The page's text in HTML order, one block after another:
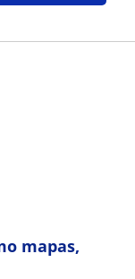
mapas,